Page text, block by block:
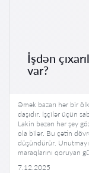
İşdən
var?
Əmək bazarı hər bir
daşıdır. İşçilər üçün
Lakin bəzən hər şey
ola bilər. Bu çətin
düşündürür.
maraqlarını qoruyan
7.12.2025